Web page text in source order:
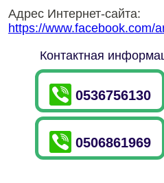
Адрес Интернет-сайта:
https://www.facebook.com/
Контактная
0536756130
0506861969